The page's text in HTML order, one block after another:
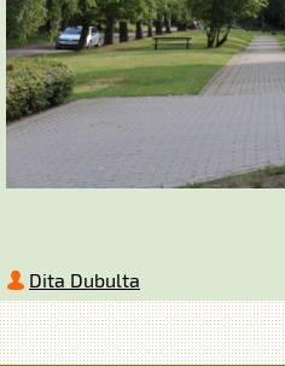
Dita Dubulta